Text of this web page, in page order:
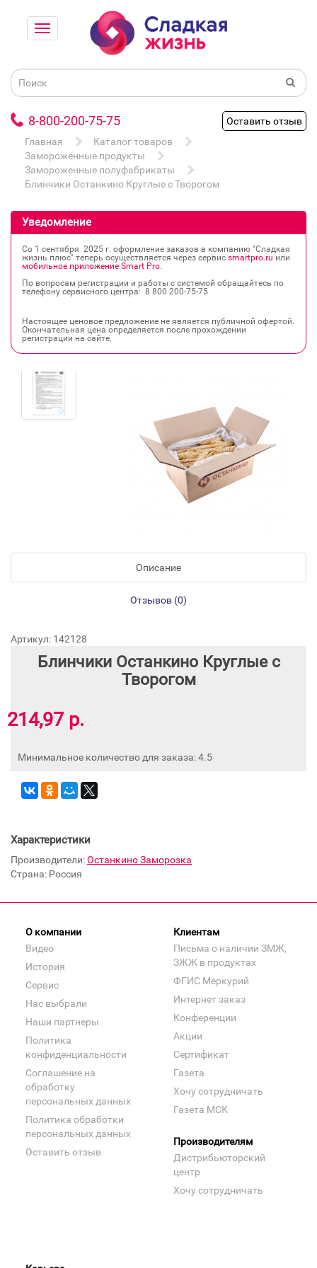
8-800-200-75-75
Оставить отзыв
Главная
Каталог товаров
Замороженные продукты
Замороженные полуфабрикаты
Блинчики Останкино Круглые с Творогом
Уведомление
Со 1 сентября 2025 г. оформление заказов в компанию "Сладкая
жизнь плюс" теперь осуществляется через сервис smartpro.ru или
мобильное приложение Smart Pro.
По вопросам регистрации и работы с системой обращайтесь по
телефону сервисного центра: 8 800 200‐75‐75
Настоящее ценовое предложение не является публичной офертой.
Окончательная цена определяется после прохождении
регистрации на сайте.
Описание
Отзывов (0)
Артикул: 142128
Блинчики Останкино Круглые с
Творогом
214,97 р.
Минимальное количество для заказа: 4.5
Характеристики
Производители:Останкино Заморозка
Страна: Россия
О компании
Видео
История
Сервис
Нас выбрали
Наши партнеры
Политика
конфиденциальности
Соглашение на
обработку
персональных данных
Политика обработки
персональных данных
Оставить отзыв
Клиентам
Письма о наличии ЗМЖ,
ЗЖЖ в продуктах
ФГИС Меркурий
Интернет заказ
Конференции
Акции
Сертификат
Газета
Хочу сотрудничать
Газета МСК
Производителям
Дистрибьюторский
центр
Хочу сотрудничать